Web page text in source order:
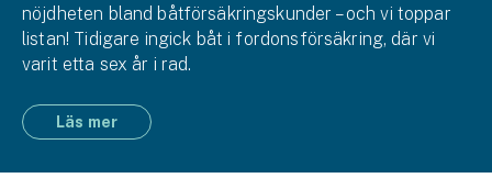
nöjdheten bland båt­försäkrings­kunder – och vi toppar
listan! Tidigare ingick båt i fordons­försäkring, där vi
varit etta sex år i rad.
Läs mer